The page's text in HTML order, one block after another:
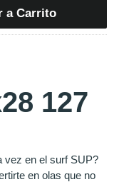
a Carrito
127
vez en el surf SUP?
en olas que no